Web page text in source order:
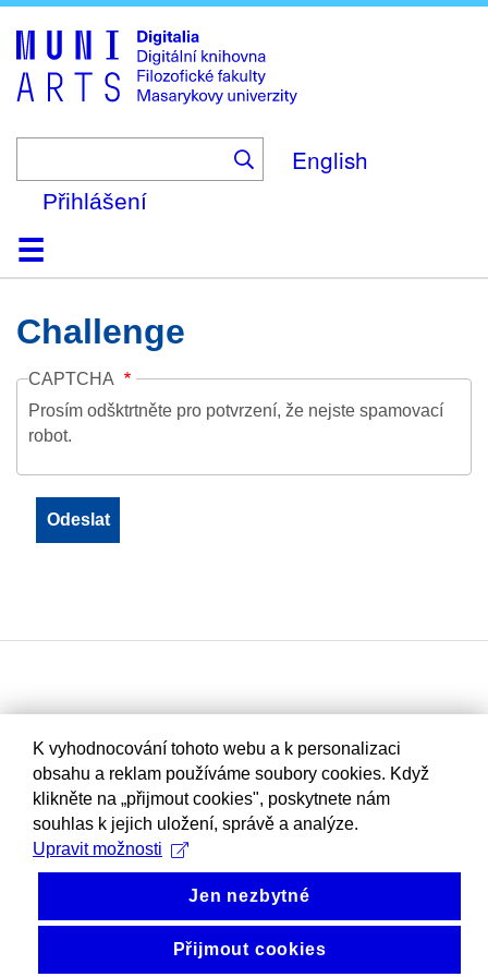
to
main
content
English
Přihlášení
DomůKolekce
Prohlížení
Vyhledávání
O platformě
Nápověda
KontaktDigitalia
Challenge
CAPTCHA
Prosím odšktrtněte pro potvrzení, že nejste spamovací
robot.
K vyhodnocování tohoto webu a k personalizaci
obsahu a reklam používáme soubory cookies. Když
klikněte na „přijmout cookies", poskytnete nám
souhlas k jejich uložení, správě a analýze.
Upravit možnosti
Jen nezbytné
Přijmout cookies